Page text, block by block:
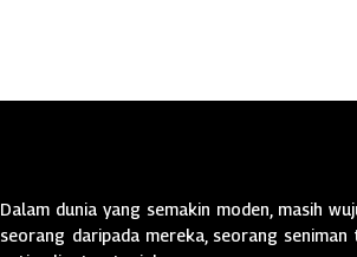
Dalam dunia yang semakin moden, masih
seorang daripada mereka, seorang